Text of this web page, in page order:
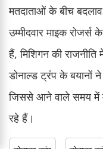
मतदाताओं के बीच
उम्मीदवार माइक
हैं, मिशिगन की
डोनाल्ड ट्रंप के बयानों
जिससे आने वाले समय में
रहे हैं।